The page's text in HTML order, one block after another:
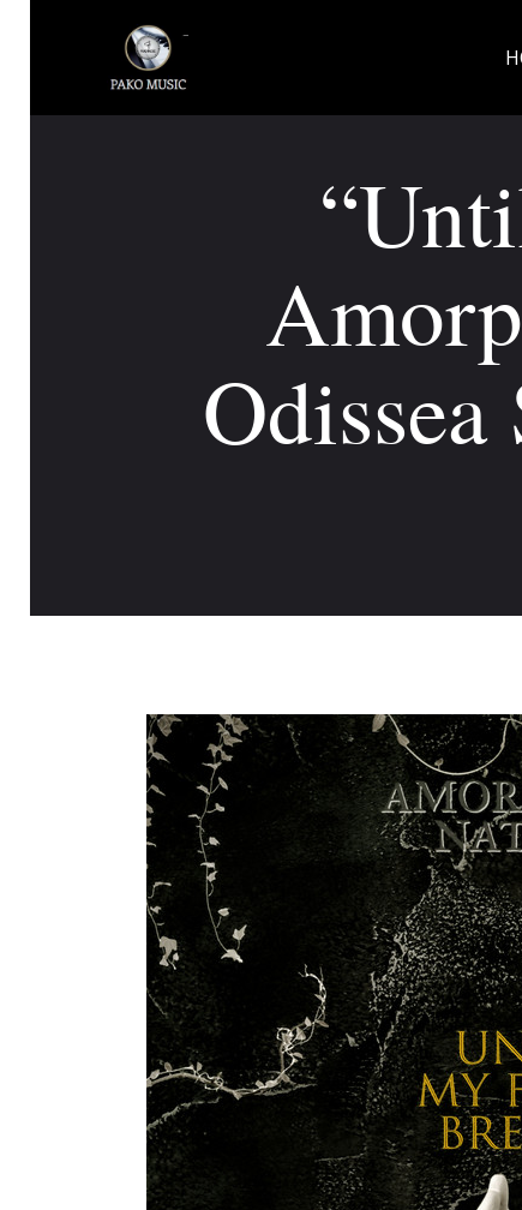
Odissea